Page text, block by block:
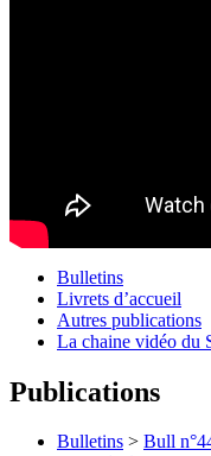
Bulletins
Livrets d’accueil
Autres publications
La chaine vidéo du
Publications
Bulletins > Bull